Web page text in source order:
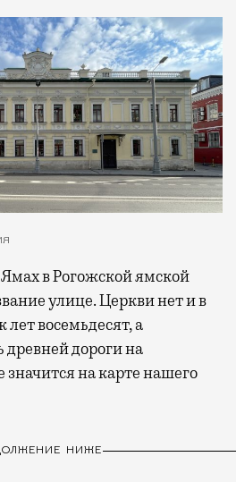
улице. Церкви нет и в
восемьдесят, а
древней дороги на
на карте нашего
НИЖЕ